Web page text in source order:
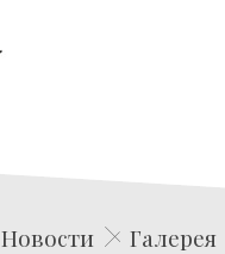
Edwin Film Agencja Aktorska
Новости
Галерея